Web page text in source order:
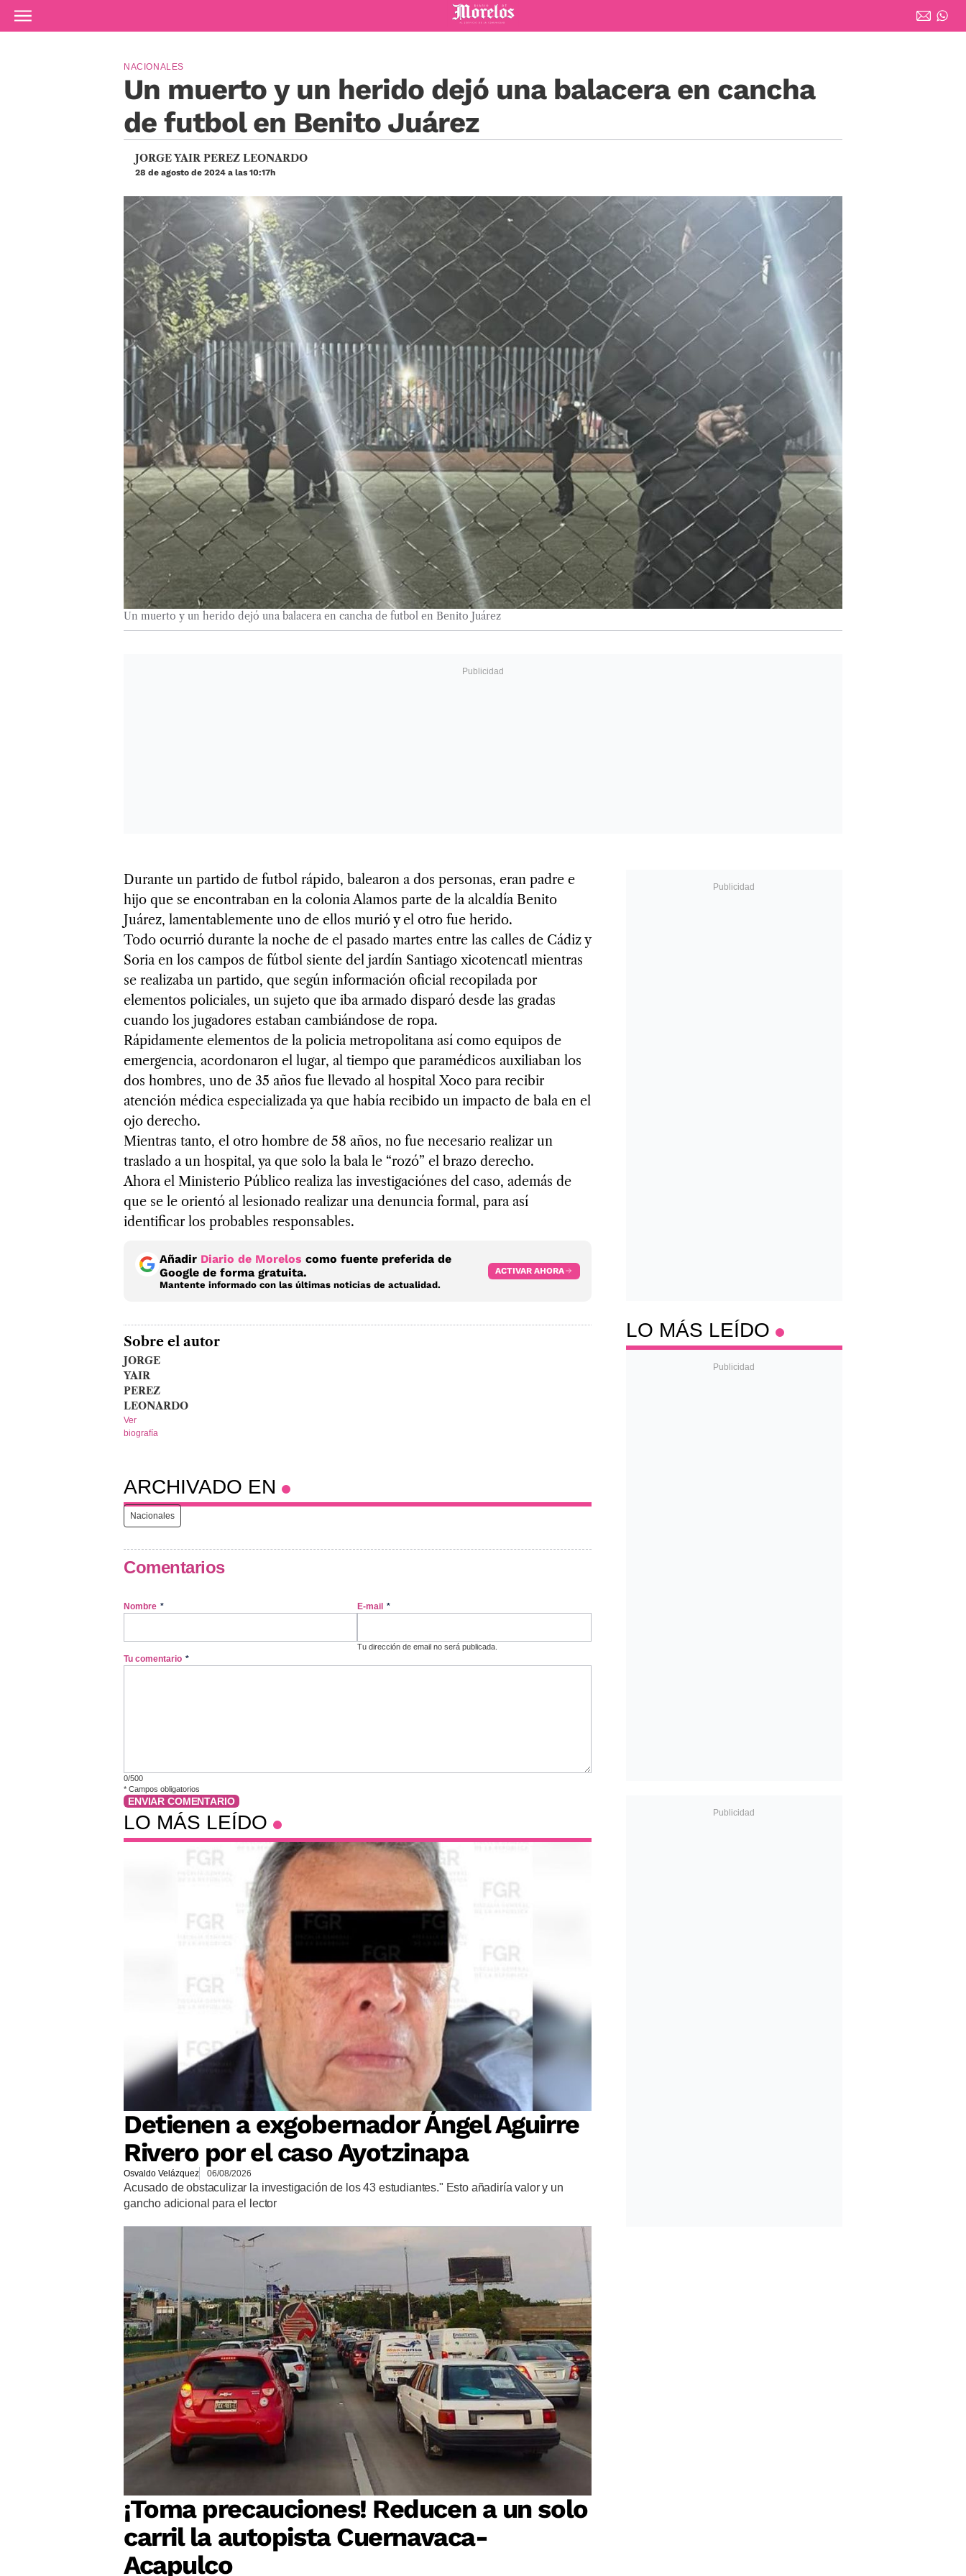
Ir al contenido principal
Diario de Morelos
Un muerto y un herido dejó una balacera en cancha
de futbol en Benito Juárez
NACIONALES
JORGE YAIR PEREZ LEONARDO
28 de agosto de 2024 a las 10:17h
Un muerto y un herido dejó una balacera en cancha de futbol en Benito Juárez
Durante un partido de futbol rápido, balearon a dos personas, eran padre e
hijo que se encontraban en la colonia Alamos parte de la alcaldía Benito
Juárez, lamentablemente uno de ellos murió y el otro fue herido.
Todo ocurrió durante la noche de el pasado martes entre las calles de Cádiz y
Soria en los campos de fútbol siente del jardín Santiago xicotencatl mientras
se realizaba un partido, que según información oficial recopilada por
elementos policiales, un sujeto que iba armado disparó desde las gradas
cuando los jugadores estaban cambiándose de ropa.
Rápidamente elementos de la policia metropolitana así como equipos de
emergencia, acordonaron el lugar, al tiempo que paramédicos auxiliaban los
dos hombres, uno de 35 años fue llevado al hospital Xoco para recibir
atención médica especializada ya que había recibido un impacto de bala en el
ojo derecho.
Mientras tanto, el otro hombre de 58 años, no fue necesario realizar un
traslado a un hospital, ya que solo la bala le “rozó” el brazo derecho.
Ahora el Ministerio Público realiza las investigaciónes del caso, además de
que se le orientó al lesionado realizar una denuncia formal, para así
identificar los probables responsables.
Añadir Diario de Morelos como fuente preferida de
Google de forma gratuita.
Mantente informado con las últimas noticias de actualidad.
ACTIVAR AHORA
Sobre el autor
JORGE
YAIR
PEREZ
LEONARDO
Ver
biografía
ARCHIVADO EN
Nacionales
Comentarios
Nombre * E-mail *
Tu dirección de email no será publicada.
Tu comentario *
0/500
* Campos obligatorios
ENVIAR COMENTARIO
LO MÁS LEÍDO
Detienen a exgobernador Ángel Aguirre
Rivero por el caso Ayotzinapa
Osvaldo Velázquez 06/08/2026
Acusado de obstaculizar la investigación de los 43 estudiantes." Esto añadiría valor y un
gancho adicional para el lector
¡Toma precauciones! Reducen a un solo
carril la autopista Cuernavaca-
Acapulco
LO MÁS LEÍDO